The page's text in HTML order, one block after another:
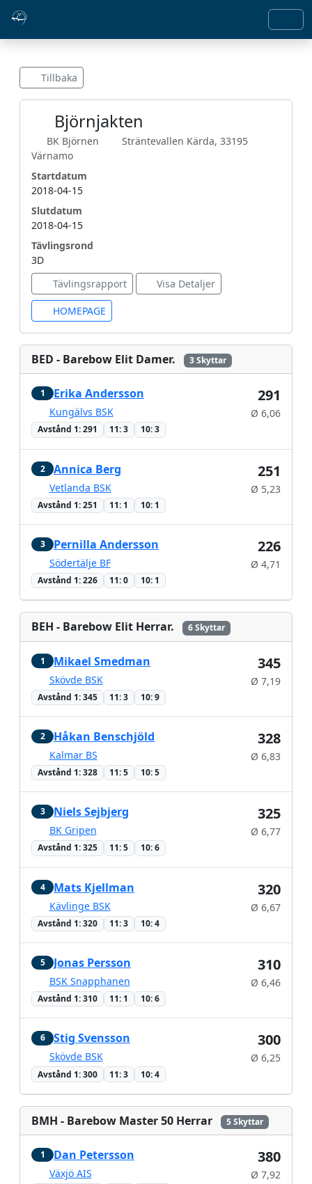
Tillbaka
Björnjakten
BK Björnen
Sträntevallen Kärda, 33195
Värnamo
Startdatum
2018-04-15
Slutdatum
2018-04-15
Tävlingsrond
3D
Tävlingsrapport
Visa Detaljer
HOMEPAGE
BED - Barebow Elit Damer. 3 Skyttar
1 Erika Andersson
Kungälvs BSK
Avstånd 1: 291 11: 3 10: 3
291
Ø 6,06
2 Annica Berg
Vetlanda BSK
Avstånd 1: 251 11: 1 10: 1
251
Ø 5,23
3 Pernilla Andersson
Södertälje BF
Avstånd 1: 226 11: 0 10: 1
226
Ø 4,71
BEH - Barebow Elit Herrar. 6 Skyttar
1 Mikael Smedman
Skövde BSK
Avstånd 1: 345 11: 3 10: 9
345
Ø 7,19
2 Håkan Benschjöld
Kalmar BS
Avstånd 1: 328 11: 5 10: 5
328
Ø 6,83
3 Niels Sejbjerg
BK Gripen
Avstånd 1: 325 11: 5 10: 6
325
Ø 6,77
4 Mats Kjellman
Kävlinge BSK
Avstånd 1: 320 11: 3 10: 4
320
Ø 6,67
5 Jonas Persson
BSK Snapphanen
Avstånd 1: 310 11: 1 10: 6
310
Ø 6,46
6 Stig Svensson
Skövde BSK
Avstånd 1: 300 11: 3 10: 4
300
Ø 6,25
BMH - Barebow Master 50 Herrar 5 Skyttar
1 Dan Petersson
Växjö AIS
380
Ø 7,92